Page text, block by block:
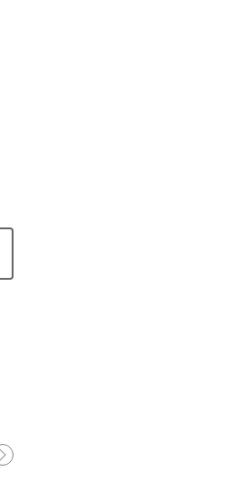
Dealer specially trained and
Suivant